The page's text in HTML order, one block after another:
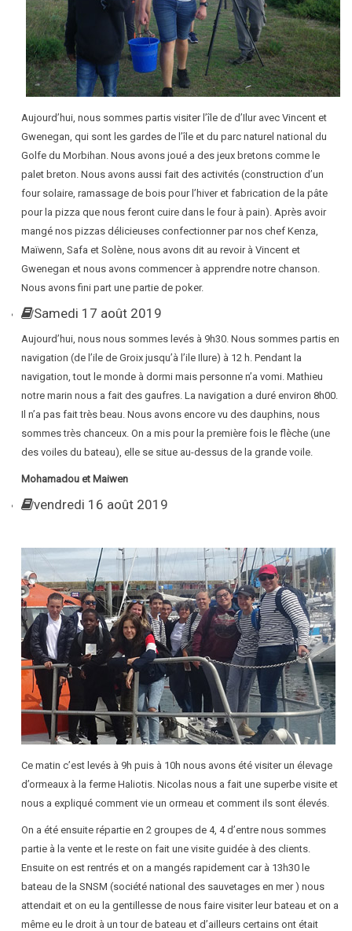
Aujourd’hui, nous sommes partis visiter l’île de d’Ilur avec Vincent et
Gwenegan, qui sont les gardes de l’île et du parc naturel national du
Golfe du Morbihan. Nous avons joué a des jeux bretons comme le
palet breton. Nous avons aussi fait des activités (construction d’un
four solaire, ramassage de bois pour l’hiver et fabrication de la pâte
pour la pizza que nous feront cuire dans le four à pain). Après avoir
mangé nos pizzas délicieuses confectionner par nos chef Kenza,
Maïwenn, Safa et Solène, nous avons dit au revoir à Vincent et
Gwenegan et nous avons commencer à apprendre notre chanson.
Nous avons fini part une partie de poker.
Samedi 17 août 2019
Aujourd’hui, nous nous sommes levés à 9h30. Nous sommes partis en
navigation (de l’ile de Groix jusqu’à l’ile Ilure) à 12 h. Pendant la
navigation, tout le monde à dormi mais personne n’a vomi. Mathieu
notre marin nous a fait des gaufres. La navigation a duré environ 8h00.
Il n’a pas fait très beau. Nous avons encore vu des dauphins, nous
sommes très chanceux. On a mis pour la première fois le flèche (une
des voiles du bateau), elle se situe au-dessus de la grande voile.
Mohamadou et Maiwen
vendredi 16 août 2019
Ce matin c’est levés à 9h puis à 10h nous avons été visiter un élevage
d’ormeaux à la ferme Haliotis. Nicolas nous a fait une superbe visite et
nous a expliqué comment vie un ormeau et comment ils sont élevés.
On a été ensuite répartie en 2 groupes de 4, 4 d’entre nous sommes
partie à la vente et le reste on fait une visite guidée à des clients.
Ensuite on est rentrés et on a mangés rapidement car à 13h30 le
bateau de la SNSM (société national des sauvetages en mer ) nous
attendait et on eu la gentillesse de nous faire visiter leur bateau et on a
même eu le droit à un tour de bateau et d’ailleurs certains ont était